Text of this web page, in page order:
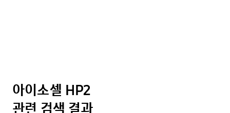
아이소셀 HP2
관련 검색 결과